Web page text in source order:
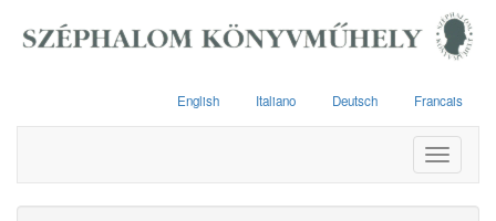
English Italiano Deutsch Francais
Toggle